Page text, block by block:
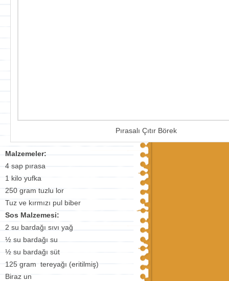
Pırasalı Çıtır Börek
Malzemeler:
4 sap pırasa
1 kilo yufka
250 gram tuzlu lor
Tuz ve kırmızı pul biber
Sos Malzemesi:
2 su bardağı sıvı yağ
½ su bardağı su
½ su bardağı süt
125 gram tereyağı (eritilmiş)
Biraz un